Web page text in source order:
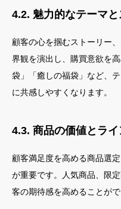
4.2. 魅力的なテーマ
顧客の心を掴むストーリー
界観を演出し、購買意欲を
袋」「癒しの福袋」など、
に共感しやすくなります。
4.3. 商品の価値とラ
顧客満足度を高める商品選
が重要です。人気商品、限
客の期待感を高めることがで